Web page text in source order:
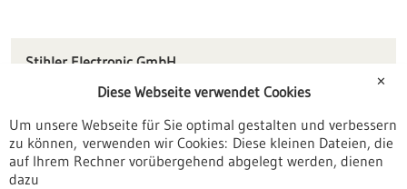
Stihler Electronic GmbH
70597 Stuttgart
info(at)stihlerelectronic.de
www.stihlerelectronic.de
✕
Diese Webseite verwendet Cookies
Um unsere Webseite für Sie optimal gestalten und verbessern
zu können, verwenden wir Cookies: Diese kleinen Dateien, die
auf Ihrem Rechner vorübergehend abgelegt werden, dienen
dazu